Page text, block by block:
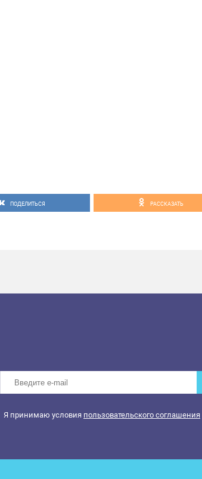
ПОДЕЛИТЬСЯ РАССКАЗАТЬ
Я принимаю условия пользовательского соглашения